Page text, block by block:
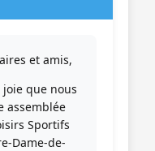
et amis,
joie que nous
assemblée
Sportifs
Dame-de-